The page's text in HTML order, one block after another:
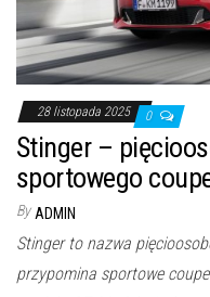
28 listopada 2025 0
Stinger –
sportowego
By ADMIN
Stinger to nazwa
przypomina sportowe